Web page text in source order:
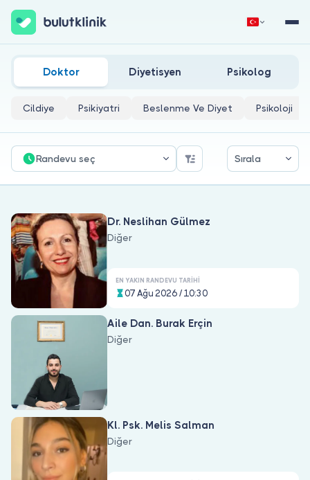
Hastalar için
Doktorlar için
Doktor musunuz?
Hemen Kaydol Giriş Yap
Diğer Doktorları
Doktor Diyetisyen Psikolog
Cildiye Psikiyatri Beslenme Ve Diyet Psikoloji
Randevu seç Sırala
Dr. Neslihan Gülmez
Diğer
EN YAKIN RANDEVU TARIHI
07 Ağu 2026 / 10:30
Aile Dan. Burak Erçin
Diğer
Kl. Psk. Melis Salman
Diğer